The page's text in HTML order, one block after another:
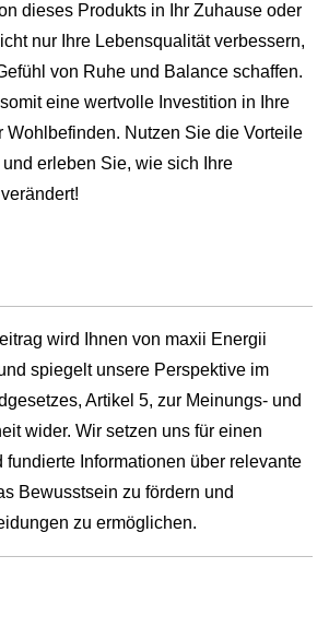
dieses Produkts in Ihr Zuhause oder
nur Ihre Lebensqualität verbessern,
von Ruhe und Balance schaffen.
eine wertvolle Investition in Ihre
Wohlbefinden. Nutzen Sie die Vorteile
erleben Sie, wie sich Ihre
wird Ihnen von maxii Energii
spiegelt unsere Perspektive im
Artikel 5, zur Meinungs- und
wider. Wir setzen uns für einen
fundierte Informationen über relevante
Bewusstsein zu fördern und
zu ermöglichen.